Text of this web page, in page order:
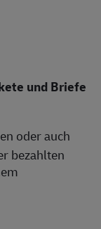
und Briefe
oder auch
bezahlten